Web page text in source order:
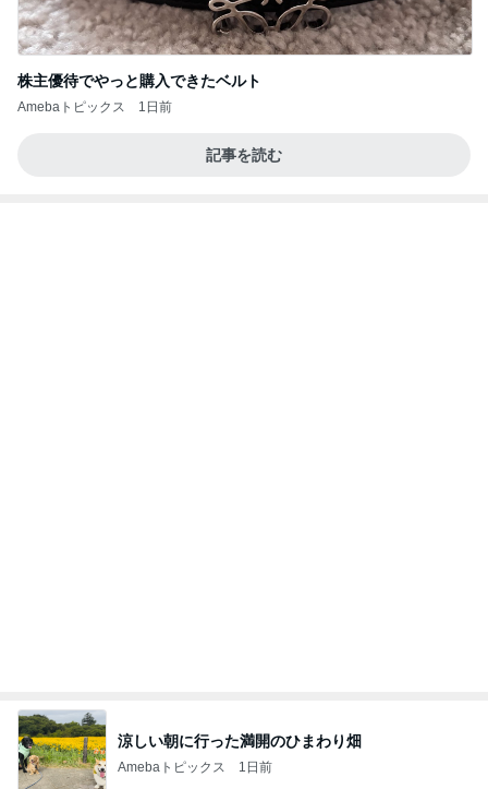
株主優待でやっと購入できたベルト
Amebaトピックス 1日前
記事を読む
涼しい朝に行った満開のひまわり畑
Amebaトピックス 1日前